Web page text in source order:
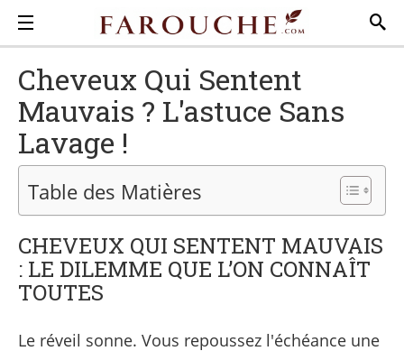
Cheveux Qui Sentent
Mauvais ? L'astuce Sans
Lavage !
Table des Matières
CHEVEUX QUI SENTENT MAUVAIS
: LE DILEMME QUE L’ON CONNAÎT
TOUTES
Le réveil sonne. Vous repoussez l'échéance une